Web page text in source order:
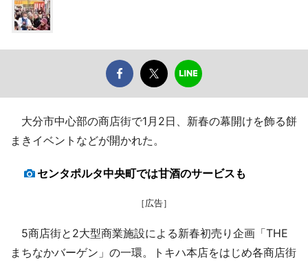
大分市中心部の商店街で1月2日、新春の幕開けを飾る餅
まきイベントなどが開かれた。
センタポルタ中央町では甘酒のサービスも
［広告］
5商店街と2大型商業施設による新春初売り企画「THE
まちなかバーゲン」の一環。トキハ本店をはじめ各商店街